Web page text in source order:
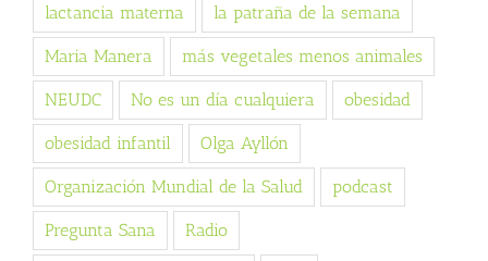
lactancia materna la patraña de la semana
Maria Manera más vegetales menos animales
NEUDC No es un día cualquiera obesidad
obesidad infantil Olga Ayllón
Organización Mundial de la Salud podcast
Pregunta Sana Radio